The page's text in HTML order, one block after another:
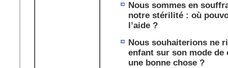
Nous sommes en
notre stérilité : où
l’aide ?
Nous souhaiterions ne
enfant sur son mode de
une bonne chose ?